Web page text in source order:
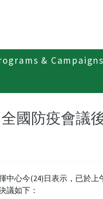
& Campaigns
國防疫會議
中心今(24)日表示，已於
議如下：